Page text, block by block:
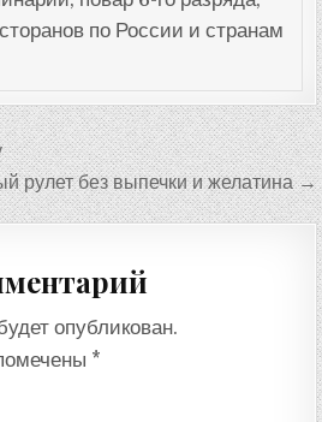
по России и странам
рулет без выпечки и желатина →
опубликован.
*